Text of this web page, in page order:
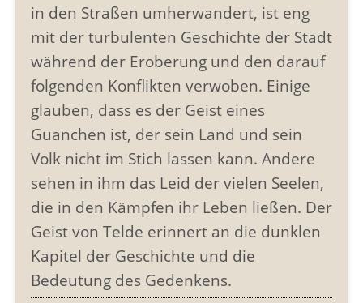
in den Straßen umherwandert, ist eng
mit der turbulenten Geschichte der Stadt
während der Eroberung und den darauf
folgenden Konflikten verwoben. Einige
glauben, dass es der Geist eines
Guanchen ist, der sein Land und sein
Volk nicht im Stich lassen kann. Andere
sehen in ihm das Leid der vielen Seelen,
die in den Kämpfen ihr Leben ließen. Der
Geist von Telde erinnert an die dunklen
Kapitel der Geschichte und die
Bedeutung des Gedenkens.